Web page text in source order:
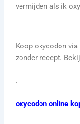
vermijden als ik
Koop oxycodon
zonder recept.
.
oxycodon online